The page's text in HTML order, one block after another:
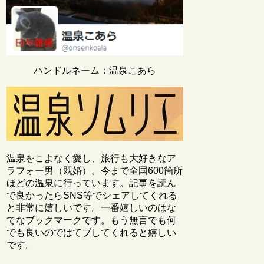
ハンドルネーム：温泉こあら
温泉をこよなく愛し、旅行も大好きなア
ラフォー男（既婚）。今まで全国600箇所
ほどの温泉に行っています。記事を読ん
で良かったらSNS等でシェアしてくれる
と非常に嬉しいです。一番嬉しいのはな
てなブックマークです。もう無言でも何
でも良いのではてブしてくれると嬉しい
です。